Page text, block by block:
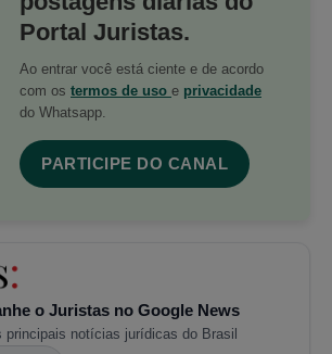
Portal Juristas.
Ao entrar você está ciente e de acordo
com os termos de uso e privacidade
do Whatsapp.
PARTICIPE DO CANAL
o Juristas no Google News
principais notícias jurídicas do Brasil